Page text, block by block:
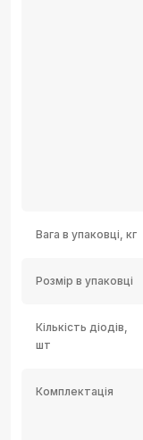
Вага в упаковці, кг
Розмір в упаковці
Кількість діодів,
шт
Комплектація